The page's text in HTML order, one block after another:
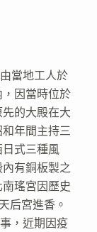
當地工人於
因當時位於
的大殿在大
年間主持三
式三種風
有銅板製之
瑤宮因歷史
后宮進香。
，近期因疫